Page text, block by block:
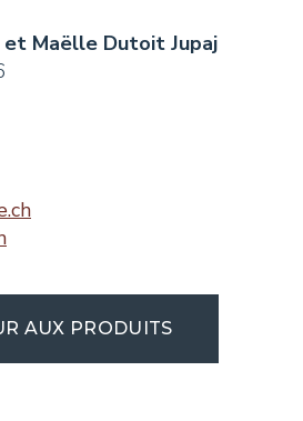
AUX PRODUITS
Maëlle Dutoit Jupaj